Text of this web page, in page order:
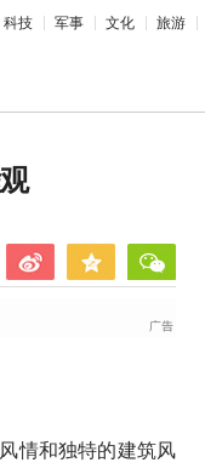
科技 军事 文化 旅游
情和独特的建筑风